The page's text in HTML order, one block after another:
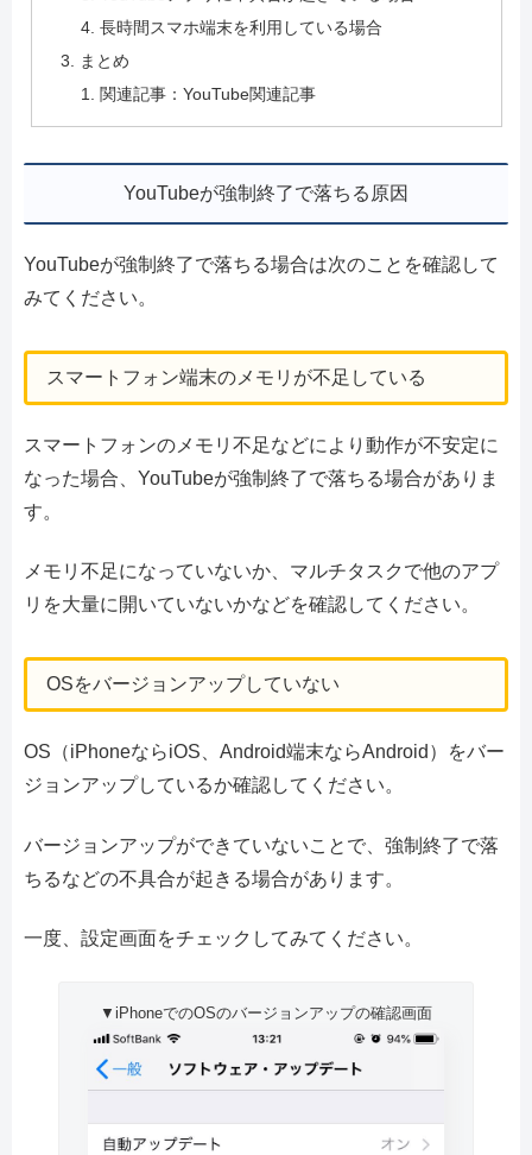
長時間スマホ端末を利用している場合
まとめ
関連記事：YouTube関連記事
YouTubeが強制終了で落ちる原因
YouTubeが強制終了で落ちる場合は次のことを確認して
みてください。
スマートフォン端末のメモリが不足している
スマートフォンのメモリ不足などにより動作が不安定に
なった場合、YouTubeが強制終了で落ちる場合がありま
す。
メモリ不足になっていないか、マルチタスクで他のアプ
リを大量に開いていないかなどを確認してください。
OSをバージョンアップしていない
OS（iPhoneならiOS、Android端末ならAndroid）をバー
ジョンアップしているか確認してください。
バージョンアップができていないことで、強制終了で落
ちるなどの不具合が起きる場合があります。
一度、設定画面をチェックしてみてください。
▼iPhoneでのOSのバージョンアップの確認画面